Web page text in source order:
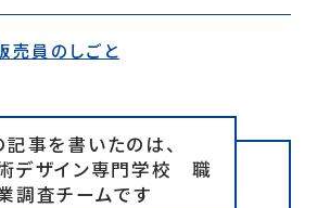
売員のしごと
記事を書いたのは、
デザイン専門学校 職
調査チームです